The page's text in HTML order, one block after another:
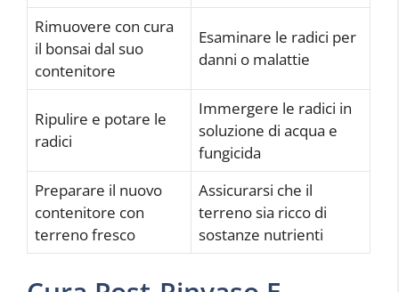
Rimuovere con cura
il bonsai dal suo
contenitore
Esaminare le radici per
danni o malattie
Ripulire e potare le
radici
Immergere le radici in
soluzione di acqua e
fungicida
Preparare il nuovo
contenitore con
terreno fresco
Assicurarsi che il
terreno sia ricco di
sostanze nutrienti